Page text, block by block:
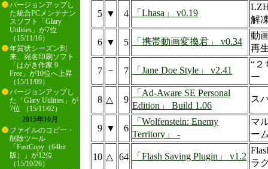
バージョンアップし
た統合PCメンテナン
スソフト「Glary
Utilities」が7位
（15/11/16）
年賀状シーズン到
来、宛名印刷ソフト
「はがき作家 9
Free」が10位へ上昇
（15/11/09）
バージョンアップし
た「Glary Utilities」が
7位 （15/11/02）
2015年10月
ファイルのコピー・
削除ツール
「FastCopy（64bit
版）」が12位
（15/10/26）
5 ▼ 4 「Lhasa」 v0.19
解
6 ▼ 5 「携帯動画変換君」 v0.34
動
再
7 － 7 「Jane Doe Style」 v2.41
“２
ー
8 △ 9
「Ad-Aware SE Personal
Edition」 Build 1.06
ス
9 ▼ 6
「Wolfenstein: Enemy
Territory」 -
マ
ー
10 △ 64 「Flash Saving Plugin」 v1.2
ラ